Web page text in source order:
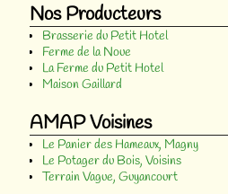
Nos Producteurs
Brasserie du Petit Hotel
Ferme de la Noue
La Ferme du Petit Hotel
Maison Gaillard
AMAP Voisines
Le Panier des Hameaux, Magny
Le Potager du Bois, Voisins
Terrain Vague, Guyancourt